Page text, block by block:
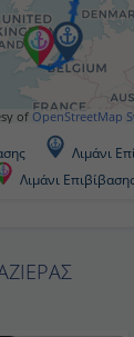
of
Λιμάνι
Λιμάνι